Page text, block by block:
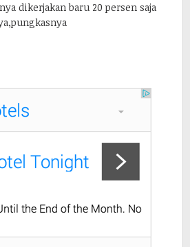
dikerjakan baru 20 persen saja